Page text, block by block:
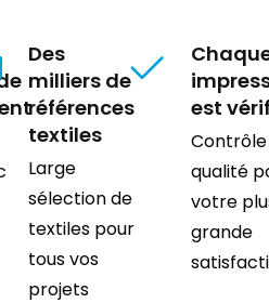
Des
milliers de
références
textiles
Large
sélection de
textiles pour
tous vos
projets
est
Contrôle
qualité
votre
grande